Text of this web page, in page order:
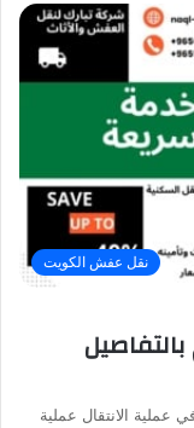
نقل عفش الكويت
عملية الانتقال عملية